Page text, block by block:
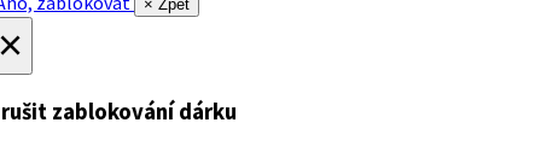
× Zpět
zablokování dárku